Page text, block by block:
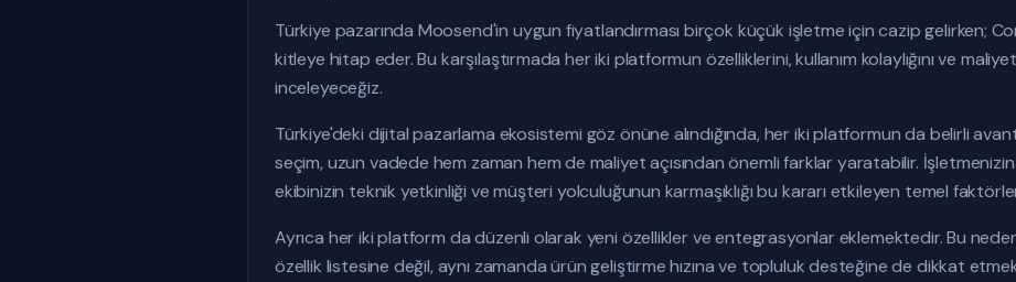
Türkiye pazarında Moosend'in uygun fiyatlandırması birçok küçük işletme için cazip gelirken;
kitleye hitap eder. Bu karşılaştırmada her iki platformun özelliklerini, kullanım kolaylığını ve maliyet
inceleyeceğiz.
Türkiye'deki dijital pazarlama ekosistemi göz önüne alındığında, her iki platformun da belirli
seçim, uzun vadede hem zaman hem de maliyet açısından önemli farklar yaratabilir. İşletmenizin
ekibinizin teknik yetkinliği ve müşteri yolculuğunun karmaşıklığı bu kararı etkileyen temel
Ayrıca her iki platform da düzenli olarak yeni özellikler ve entegrasyonlar eklemektedir. Bu
özellik listesine değil, aynı zamanda ürün geliştirme hızına ve topluluk desteğine de dikkat